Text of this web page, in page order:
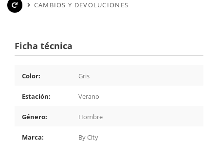
CAMBIOS Y DEVOLUCIONES
Ficha técnica
Color: Gris
Estación: Verano
Género: Hombre
Marca: By City